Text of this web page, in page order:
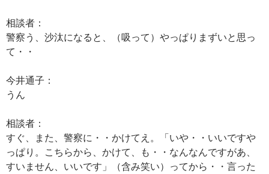
相談者：
警察う、沙汰になると、（吸って）やっぱりまずいと思っ
て・・
今井通子：
うん
相談者：
すぐ、また、警察に・・かけてえ。「いや・・いいですや
っぱり。こちらから、かけて、も・・なんなんですがあ、
すいません、いいです」（含み笑い）ってから・・言った